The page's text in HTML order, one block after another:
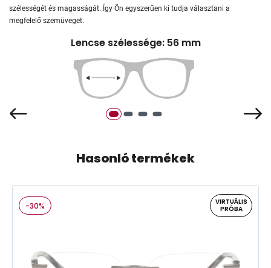
szélességét és magasságát. Így Ön egyszerűen ki tudja választani a
megfelelő szemüveget.
Lencse szélessége: 56 mm
Hasonló termékek
-30%
VIRTUÁLIS
PRÓBA